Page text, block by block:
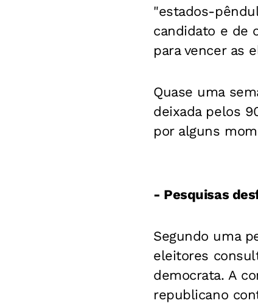
"estados-
candidato e de
para vencer as
Quase uma
deixada pelos
por alguns
- Pesquisas
Segundo uma
eleitores
democrata. A
republicano